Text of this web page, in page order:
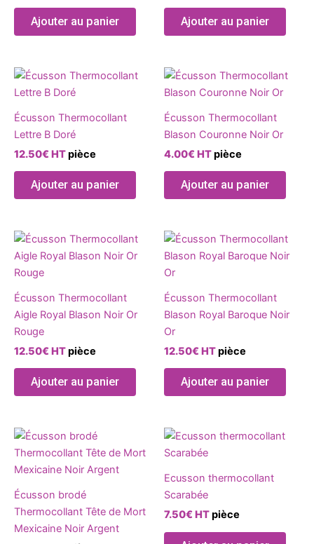
Ajouter au panier
options
sur
produit
Ajouter au panier
Écusson Thermocollant
Lettre B Doré
12.50€HTpièce
Ajouter au panier
Écusson Thermocollant
Blason Couronne Noir Or
4.00€HTpièce
Ajouter au panier
Écusson Thermocollant
Aigle Royal Blason Noir Or
Rouge
12.50€HTpièce
Ajouter au panier
Écusson Thermocollant
Blason Royal Baroque Noir
Or
12.50€HTpièce
Ajouter au panier
Écusson brodé
Thermocollant Tête de Mort
Mexicaine Noir Argent
Ecusson thermocollant
Scarabée
7.50€HTpièce